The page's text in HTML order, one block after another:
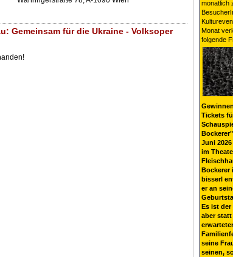
Gemeinsam für die Ukraine - Volksoper
monatlich
Monat
folgende
Tickets
Juni
im
Bockerer
bisserl
er an
Es ist der
aber statt
seine
seinen,